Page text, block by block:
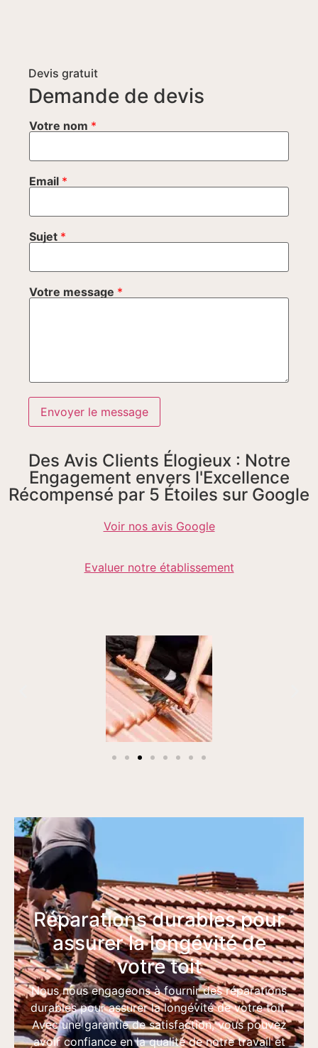
Devis gratuit
Demande de devis
Votre nom *
Email *
Sujet *
Votre message *
Envoyer le message
Des Avis Clients Élogieux : Notre
Engagement envers l'Excellence
Récompensé par 5 Étoiles sur Google
Voir nos avis Google
Evaluer notre établissement
Réparations durables pour
assurer la longévité de
votre toit
Nous nous engageons à fournir des réparations
durables pour assurer la longévité de votre toit.
Avec une garantie de satisfaction, vous pouvez
avoir confiance en la qualité de notre travail et